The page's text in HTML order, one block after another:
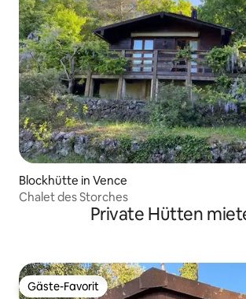
Blockhütte in Vence
Chalet des Storches
Private Hütten
Gäste-Favorit
Gäste-Favorit